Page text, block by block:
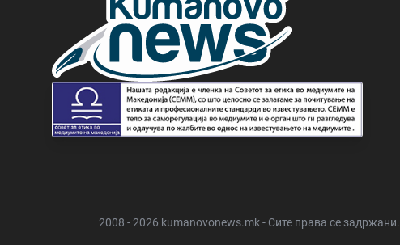
2008 - 2026 kumanovonews.mk - Сите права се задржани.